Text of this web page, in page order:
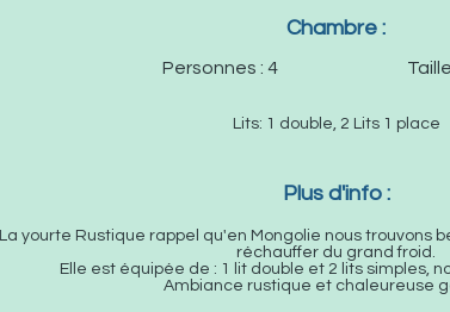
Chambre :
Personnes : 4 Taille:
Lits: 1 double, 2 Lits 1 place
Plus d'info :
La yourte Rustique rappel qu'en Mongolie nous trouvons
réchauffer du grand froid.
Elle est équipée de : 1 lit double et 2 lits simples,
Ambiance rustique et chaleureuse